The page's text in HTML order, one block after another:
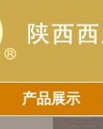
产品展示